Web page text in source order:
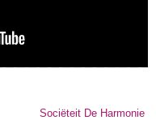
Sociëteit De Harmonie